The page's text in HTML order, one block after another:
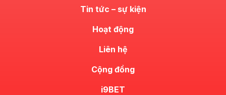
Tin tức – sự kiện
Hoạt động
Liên hệ
Cộng đồng
i9BET